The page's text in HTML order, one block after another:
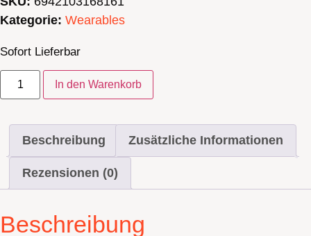
Kategorie: Wearables
Sofort Lieferbar
Huawei
Watch
GT6
Grau
1,47″
14
Tagen
In den Warenkorb
Beschreibung Zusätzliche Informationen
Rezensionen (0)
Beschreibung